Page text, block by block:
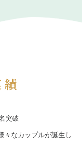
突破
々なカップルが誕生し